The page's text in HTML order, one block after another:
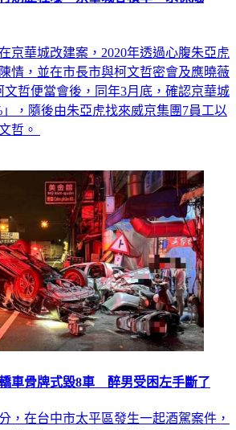
京華城改建案，2020年透過心腹朱亞虎
情，並在市長市與柯文哲密會及應曉薇
文哲便當會後，同年3月底，確認京華城
，隨後由朱亞虎找來威京集團7員工以
哲。
車骨牌式毀8車 醉男受困左手斷了
，在台中市太平區發生一起酒駕案件，